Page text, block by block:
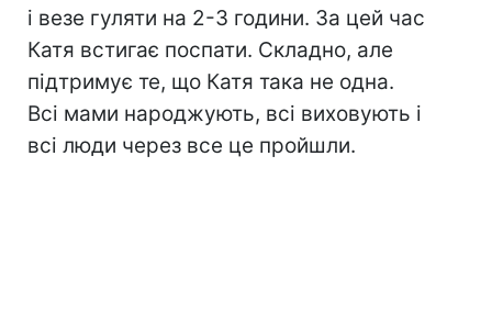
і везе гуляти на 2-3 години. За цей час
Катя встигає поспати. Складно, але
підтримує те, що Катя така не одна.
Всі мами народжують, всі виховують і
всі люди через все це пройшли.